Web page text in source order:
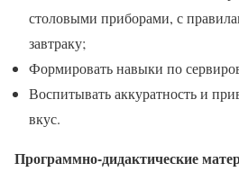
столовыми приборами, с
завтраку;
Формировать навыки по
Воспитывать аккуратность и
вкус.
Программно-дидактические